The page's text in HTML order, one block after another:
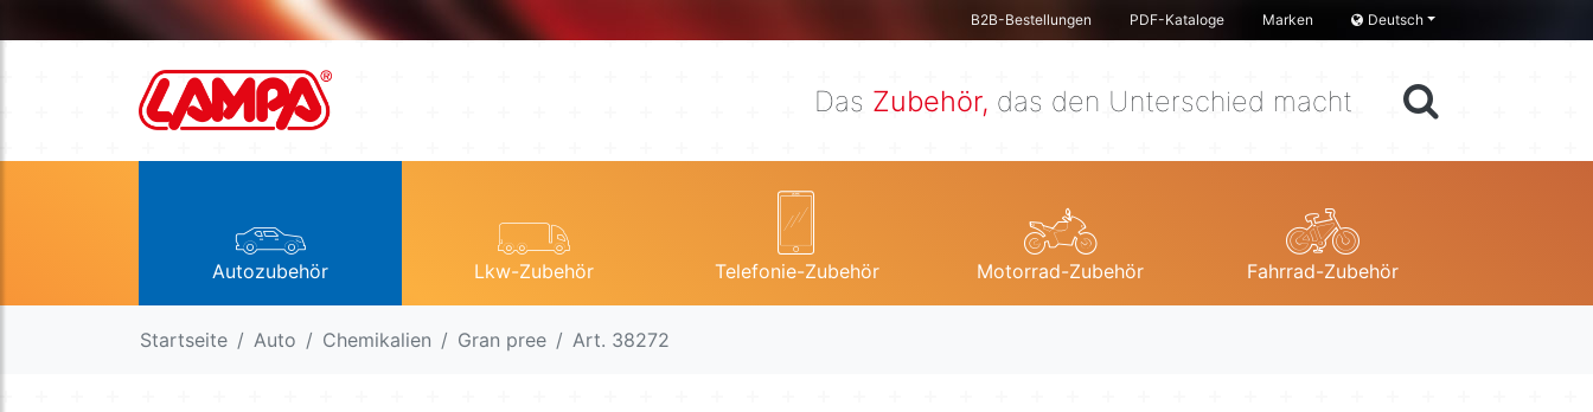
B2B-Bestellungen PDF-Kataloge Marken Deutsch
Das Zubehör, das den Unterschied macht
Autozubehör Lkw-Zubehör Telefonie-Zubehör Motorrad-Zubehör Fahrrad-Zubehör
Startseite Auto Chemikalien Gran pree Art. 38272